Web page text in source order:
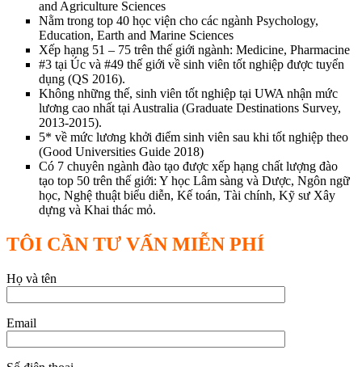
and Agriculture Sciences
Nằm trong top 40 học viện cho các ngành Psychology,
Education, Earth and Marine Sciences
Xếp hạng 51 – 75 trên thế giới ngành: Medicine, Pharmacine
#3 tại Úc và #49 thế giới về sinh viên tốt nghiệp được tuyển
dụng (QS 2016).
Không những thế, sinh viên tốt nghiệp tại UWA nhận mức
lương cao nhất tại Australia (Graduate Destinations Survey,
2013-2015).
5* về mức lương khởi điểm sinh viên sau khi tốt nghiệp theo
(Good Universities Guide 2018)
Có 7 chuyên ngành đào tạo được xếp hạng chất lượng đào
tạo top 50 trên thế giới: Y học Lâm sàng và Dược, Ngôn ngữ
học, Nghệ thuật biểu diễn, Kế toán, Tài chính, Kỹ sư Xây
dựng và Khai thác mỏ.
TÔI CẦN TƯ VẤN MIỄN PHÍ
Họ và tên
Email